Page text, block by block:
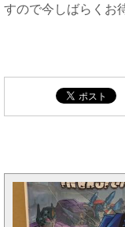
すので今しばらくお